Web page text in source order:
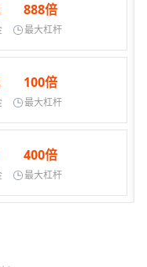
888倍
最大杠杆
100倍
最大杠杆
400倍
最大杠杆